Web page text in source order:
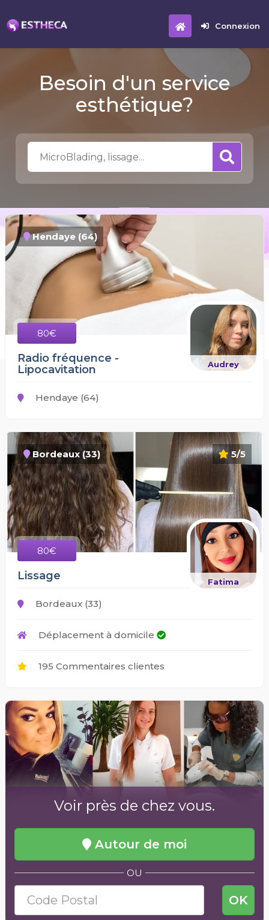
Connexion
Besoin d'un service
esthétique?
Hendaye (64)
80€
Audrey
Radio fréquence -
Lipocavitation
Hendaye (64)
5/5
Bordeaux (33)
80€
Fatima
Lissage
Bordeaux (33)
Déplacement à domicile
195 Commentaires clientes
Voir près de chez vous.
Autour de moi
OU
OK